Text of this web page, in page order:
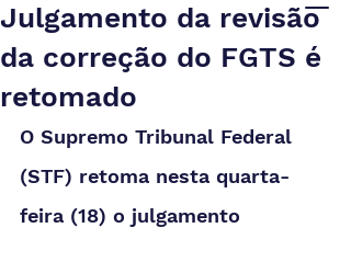
Julgamento da revisão
da correção do FGTS é
retomado
O Supremo Tribunal Federal
(STF) retoma nesta quarta-
feira (18) o julgamento